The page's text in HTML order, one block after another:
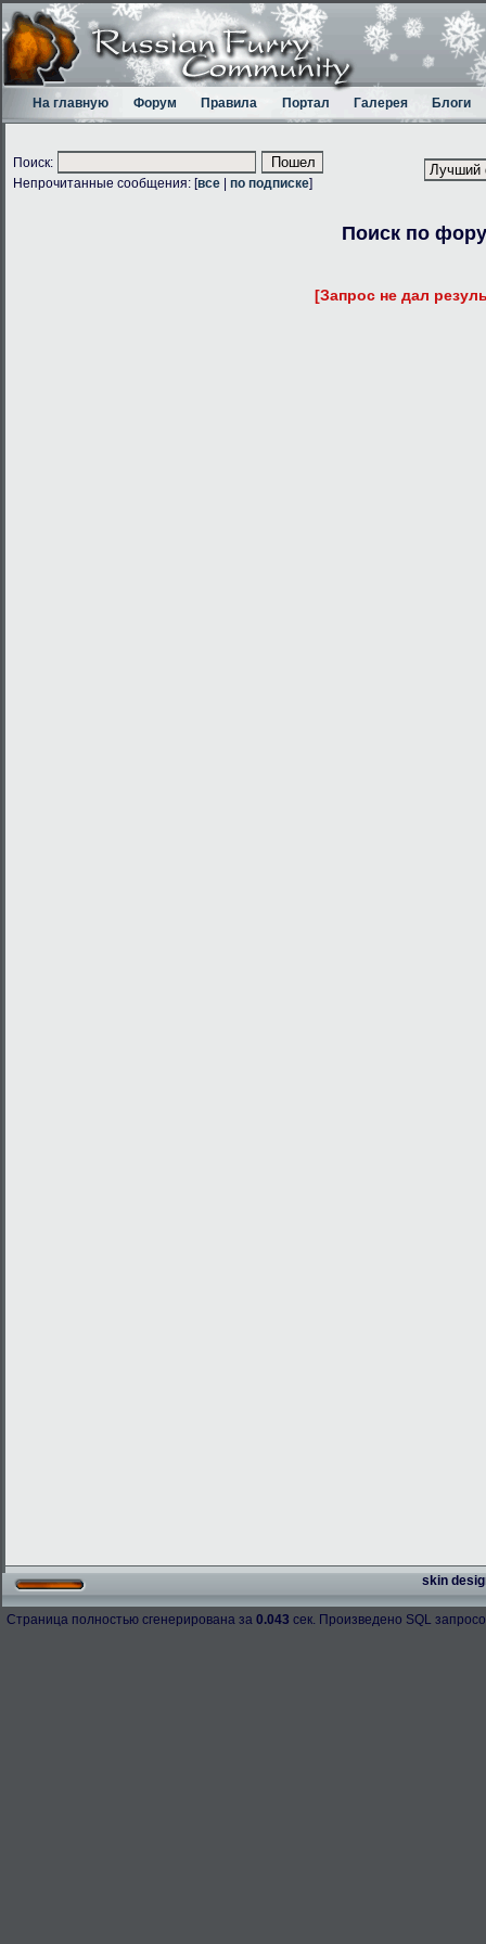
На главную Форум Правила Портал Галерея Блоги
Поиск:
Непрочитанные сообщения: [все по подписке]
Поиск по
[Запрос не дал
skin
Страница полностью сгенерирована за 0.043 сек. Произведено SQL